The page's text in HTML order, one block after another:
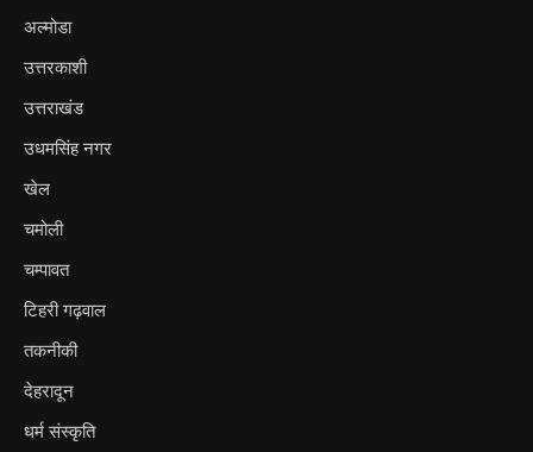
अल्मोडा
उत्तरकाशी
उत्तराखंड
उधमसिंह नगर
खेल
चमोली
चम्पावत
टिहरी गढ़वाल
तकनीकी
देहरादून
धर्म संस्कृति